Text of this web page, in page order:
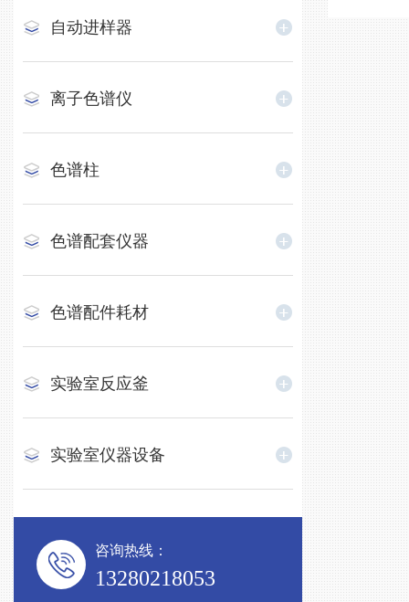
自动进样器
离子色谱仪
色谱柱
色谱配套仪器
色谱配件耗材
实验室反应釜
实验室仪器设备
咨询热线：
13280218053